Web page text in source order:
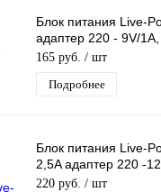
Блок питания Live-
адаптер 220 - 9V/
мм, длина 1,3м
165 руб. / шт
Подробнее
Блок питания Live-
2,5A адаптер 220 -
5.5*2,5 мм
220 руб. / шт